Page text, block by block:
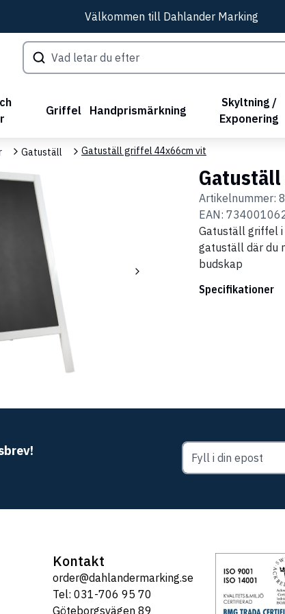
Välkommen till Dahlander Marking
Griffel Handprismärkning
Skyltning /
Exponering
Gatuställ Gatuställ griffel 44x66cm vit
Artikelnummer:
EAN:
Gatuställ griffel i
gatuställ där du
budskap
Specifikationer
Kontakt
order@dahlandermarking.se
Tel: 031-706 95 70
Göteborgsvägen 89